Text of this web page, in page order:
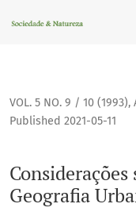
Considerações
VOL. 5 NO. 9 / 10 (1993),
Geografia
Published 2021-05-11